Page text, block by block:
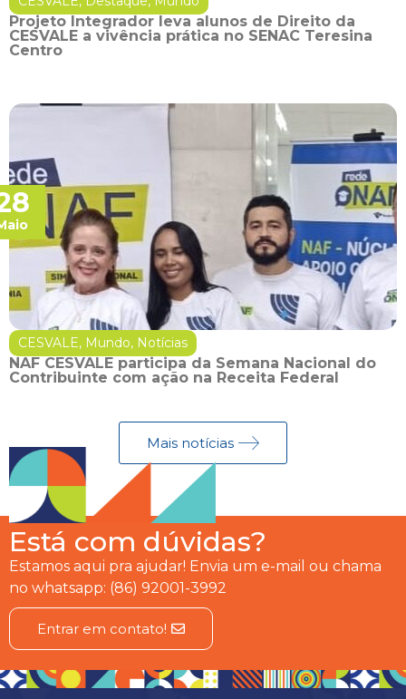
Projeto Integrador leva alunos de Direito da
CESVALE a vivência prática no SENAC Teresina
Centro
CESVALE, Mundo, Notícias
NAF CESVALE participa da Semana Nacional do
Contribuinte com ação na Receita Federal
Mais notícias
Está com dúvidas?
Estamos aqui pra ajudar! Envia um e-mail ou chama
no whatsapp: (86) 92001-3992
Entrar em contato!